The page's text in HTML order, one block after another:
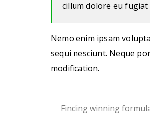
cillum dolore eu
Nemo enim ipsam
sequi nesciunt. Neque
modification.
Finding winning